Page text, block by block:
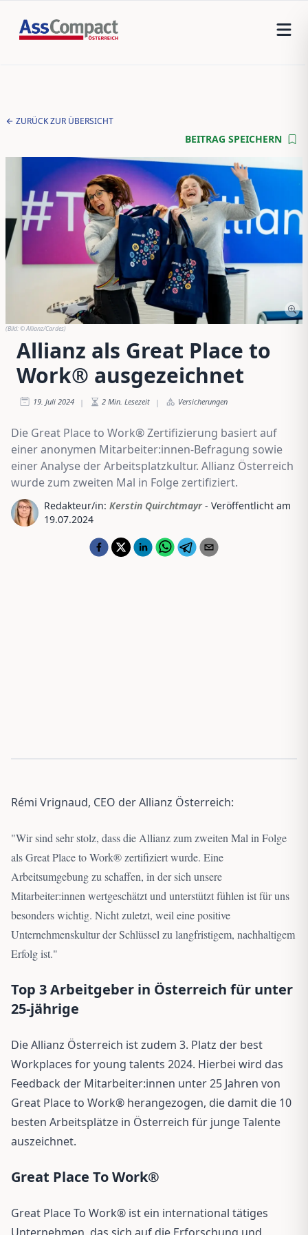
ZURÜCK ZUR ÜBERSICHT
BEITRAG SPEICHERN
(Bild:© Allianz/Cardes)
Allianz als Great Place to
Work® ausgezeichnet
19. Juli 2024 | 2 Min. Lesezeit | Versicherungen
Die Great Place to Work® Zertifizierung basiert auf
einer anonymen Mitarbeiter:innen-Befragung sowie
einer Analyse der Arbeitsplatzkultur. Allianz Österreich
wurde zum zweiten Mal in Folge zertifiziert.
Redakteur/in: Kerstin Quirchtmayr - Veröffentlicht am
19.07.2024
Rémi Vrignaud, CEO der Allianz Österreich:
"Wir sind sehr stolz, dass die Allianz zum zweiten Mal in Folge
als Great Place to Work® zertifiziert wurde. Eine
Arbeitsumgebung zu schaffen, in der sich unsere
Mitarbeiter:innen wertgeschätzt und unterstützt fühlen ist für uns
besonders wichtig. Nicht zuletzt, weil eine positive
Unternehmenskultur der Schlüssel zu langfristigem, nachhaltigem
Erfolg ist."
Top 3 Arbeitgeber in Österreich für unter
25-jährige
Die Allianz Österreich ist zudem 3. Platz der best
Workplaces for young talents 2024. Hierbei wird das
Feedback der Mitarbeiter:innen unter 25 Jahren von
Great Place to Work® herangezogen, die damit die 10
besten Arbeitsplätze in Österreich für junge Talente
auszeichnet.
Great Place To Work®
Great Place To Work® ist ein international tätiges